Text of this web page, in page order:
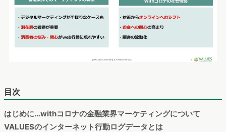
目次
はじめに…withコロナの金融業界マーケティングについて
VALUESのインターネット行動ログデータとは